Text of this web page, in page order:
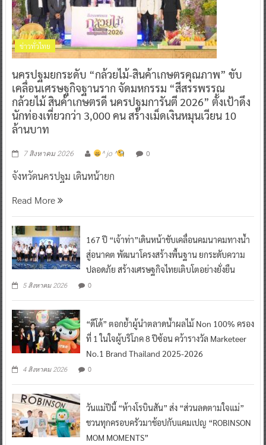
ข่าวทั่วไทย
นครปฐมยกระดับ “กล้วยไม้-สินค้าเกษตรคุณภาพ” ขับ
เคลื่อนเศรษฐกิจฐานราก จัดมหกรรม “สีสรรพรรณ
กล้วยไม้ สินค้าเกษตรดี นครปฐมการันตี 2026” ตั้งเป้าดึง
นักท่องเที่ยวกว่า 3,000 คน สร้างเม็ดเงินหมุนเวียน 10
ล้านบาท
7 สิงหาคม 2026 ^ jo ^ 0
จังหวัดนครปฐม เดินหน้ายก
Read More
167 ปี “เจ้าท่า”เดินหน้าขับเคลื่อนคมนาคมทางน้ำ
สู่อนาคต พัฒนาโครงสร้างพื้นฐาน ยกระดับความ
ปลอดภัย สร้างเศรษฐกิจไทยเติบโตอย่างยั่งยืน
5 สิงหาคม 2026 0
“ดีโด้” ตอกย้ำผู้นำตลาดน้ำผลไม้ Non 100% ครอง
ที่ 1 ในใจผู้บริโภค 8 ปีซ้อน คว้ารางวัล Marketeer
No.1 Brand Thailand 2025-2026
4 สิงหาคม 2026 0
วันแม่ปีนี้ “ห้างโรบินสัน” ส่ง “ส่วนลดตามใจแม่”
ชวนทุกครอบครัวมาช้อปกับแคมเปญ “ROBINSON
MOM MOMENTS”